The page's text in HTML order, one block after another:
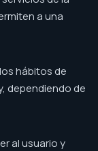
a una
hábitos de
dependiendo de
al usuario y